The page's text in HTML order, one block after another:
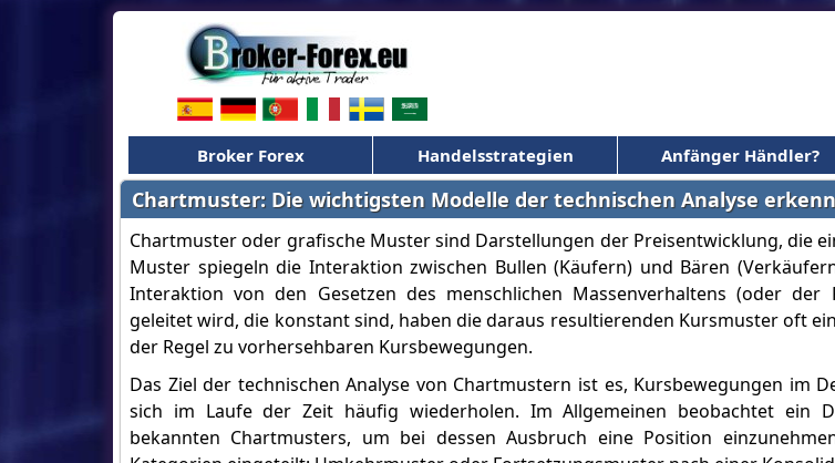
Broker Forex Handelsstrategien Anfänger Händler?
Chartmuster: Die wichtigsten Modelle der technischen Analyse
Chartmuster oder grafische Muster sind Darstellungen der Preisentwicklung, die
Muster spiegeln die Interaktion zwischen Bullen (Käufern) und Bären
Interaktion von den Gesetzen des menschlichen Massenverhaltens (oder der
geleitet wird, die konstant sind, haben die daraus resultierenden Kursmuster oft
der Regel zu vorhersehbaren Kursbewegungen.
Das Ziel der technischen Analyse von Chartmustern ist es, Kursbewegungen im
sich im Laufe der Zeit häufig wiederholen. Im Allgemeinen beobachtet ein
bekannten Chartmusters, um bei dessen Ausbruch eine Position